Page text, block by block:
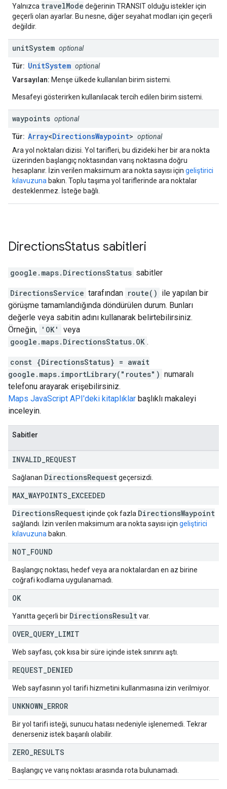
Yalnızca travelMode değerinin TRANSIT olduğu istekler için
geçerli olan ayarlar. Bu nesne, diğer seyahat modları için geçerli
değildir.
unitSystem optional
Tür: UnitSystem optional
Varsayılan: Menşe ülkede kullanılan birim sistemi.
Mesafeyi gösterirken kullanılacak tercih edilen birim sistemi.
waypoints optional
Tür: Array<DirectionsWaypoint> optional
Ara yol noktaları dizisi. Yol tarifleri, bu dizideki her bir ara nokta
üzerinden başlangıç noktasından varış noktasına doğru
hesaplanır. İzin verilen maksimum ara nokta sayısı için geliştirici
kılavuzuna bakın. Toplu taşıma yol tariflerinde ara noktalar
desteklenmez. İsteğe bağlı.
DirectionsStatus sabitleri
google.maps. DirectionsStatus sabitler
DirectionsService tarafından route() ile yapılan bir
görüşme tamamlandığında döndürülen durum. Bunları
değerle veya sabitin adını kullanarak belirtebilirsiniz.
Örneğin, 'OK'
veya
google.maps.DirectionsStatus.OK .
const {DirectionsStatus} = await
google.maps.importLibrary("routes") numaralı
telefonu arayarak erişebilirsiniz.
Maps JavaScript API'deki kitaplıklar başlıklı makaleyi
inceleyin.
Sabitler
INVALID REQUEST
Sağlanan DirectionsRequestgeçersizdi.
MAX WAYPOINTS EXCEEDED
DirectionsRequestiçinde çok fazla DirectionsWaypoint
sağlandı. İzin verilen maksimum ara nokta sayısı için geliştirici
kılavuzuna bakın.
NOT FOUND
Başlangıç noktası, hedef veya ara noktalardan en az birine
coğrafi kodlama uygulanamadı.
OK
Yanıtta geçerli bir DirectionsResultvar.
OVER QUERY LIMIT
Web sayfası, çok kısa bir süre içinde istek sınırını aştı.
REQUEST DENIED
Web sayfasının yol tarifi hizmetini kullanmasına izin verilmiyor.
UNKNOWN ERROR
Bir yol tarifi isteği, sunucu hatası nedeniyle işlenemedi. Tekrar
denerseniz istek başarılı olabilir.
ZERO RESULTS
Başlangıç ve varış noktası arasında rota bulunamadı.